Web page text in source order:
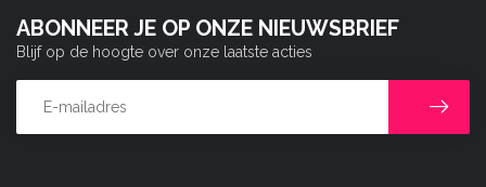
ABONNEER JE OP ONZE NIEUWSBRIEF
Blijf op de hoogte over onze laatste acties